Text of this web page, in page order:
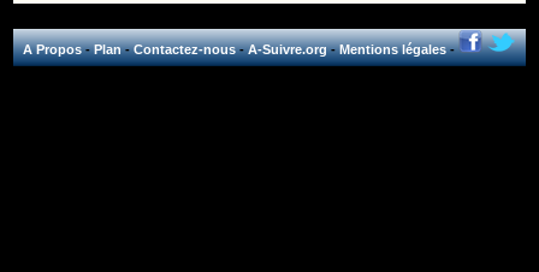
A Propos-Plan-Contactez-nous-A-Suivre.org-Mentions légales-